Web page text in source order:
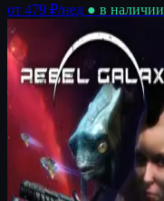
от 479 ₽/нед ● в наличии